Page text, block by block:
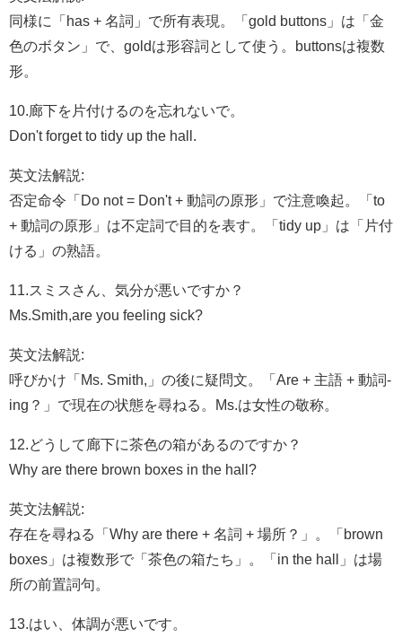
同様に「has + 名詞」で所有表現。「gold buttons」は「金
色のボタン」で、goldは形容詞として使う。buttonsは複数
形。
10.廊下を片付けるのを忘れないで。
Don't forget to tidy up the hall.
英文法解説:
否定命令「Do not = Don't + 動詞の原形」で注意喚起。「to
+ 動詞の原形」は不定詞で目的を表す。「tidy up」は「片付
ける」の熟語。
11.スミスさん、気分が悪いですか？
Ms.Smith,are you feeling sick?
英文法解説:
呼びかけ「Ms. Smith,」の後に疑問文。「Are + 主語 + 動詞-
ing？」で現在の状態を尋ねる。Ms.は女性の敬称。
12.どうして廊下に茶色の箱があるのですか？
Why are there brown boxes in the hall?
英文法解説:
存在を尋ねる「Why are there + 名詞 + 場所？」。「brown
boxes」は複数形で「茶色の箱たち」。「in the hall」は場
所の前置詞句。
13.はい、体調が悪いです。